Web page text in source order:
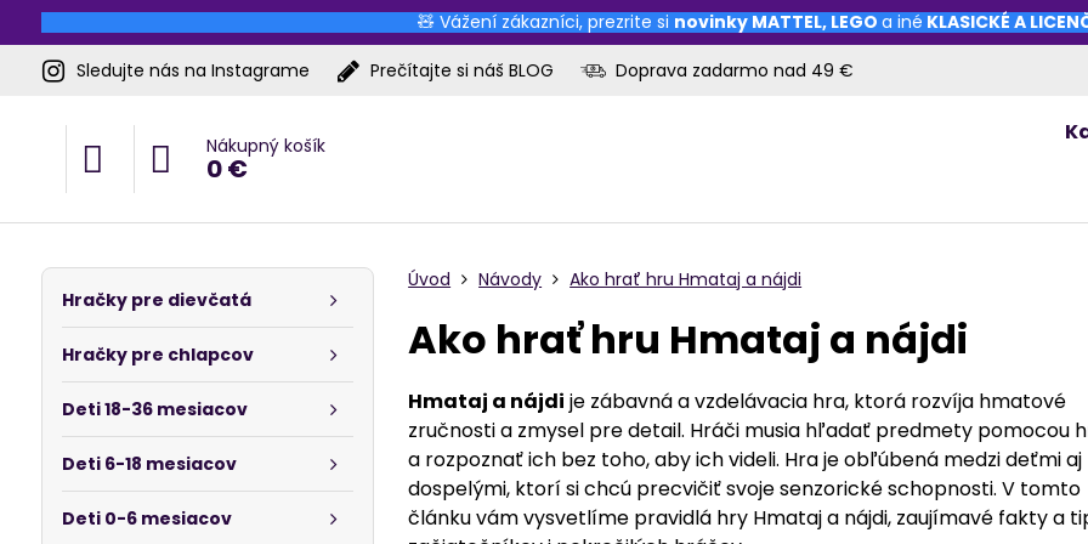
🧸 Vážení zákazníci, prezrite si novinky MATTEL, LEGO a iné KLASICKÉ A
Sledujte nás na Instagrame
Prečítajte si náš BLOG Doprava zadarmo nad 49 €
Nákupný košík
0 €
Úvod Návody Ako hrať hru Hmataj a nájdi
Ako hrať hru Hmataj a nájdi
Hmataj a nájdi je zábavná a vzdelávacia hra, ktorá rozvíja hmatové
zručnosti a zmysel pre detail. Hráči musia hľadať predmety pomocou
a rozpoznať ich bez toho, aby ich videli. Hra je obľúbená medzi deťmi aj
dospelými, ktorí si chcú precvičiť svoje senzorické schopnosti. V tomto
článku vám vysvetlíme pravidlá hry Hmataj a nájdi, zaujímavé fakty a
Hračky pre dievčatá
Hračky pre chlapcov
Deti 18-36 mesiacov
Deti 6-18 mesiacov
Deti 0-6 mesiacov